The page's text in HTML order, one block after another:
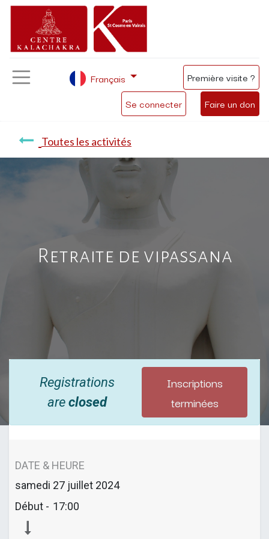
Se connecter Faire un don
Français Première visite ?
Toutes les activités
Retraite de vipassana
Registrations
areclosed
Inscriptions
terminées
DATE & HEURE
samedi 27 juillet 2024
Début - 17:00